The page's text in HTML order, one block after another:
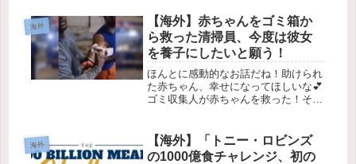
路を見下ろしながら一大決心をしまし
た。「家に帰るために、何も...
海外
【海外】赤ちゃんをゴミ箱か
ら救った清掃員、今度は彼女
を養子にしたいと願う！
ほんとに感動的なお話だね！助けられ
た赤ちゃん、幸せになってほしいな💕
ゴミ収集人が赤ちゃんを救った！その
ャネイロで、ゴミ収集人のサムエル・
ダ・シルバ・ドス・サントスさんが...
海外
【海外】「トニー・ロビンズ
の1000億食チャレンジ、初の